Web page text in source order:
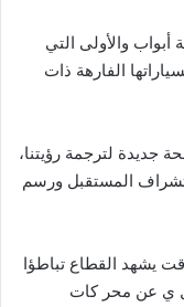
والأولى التي
الفارهة ذات
جديدة لترجمة رؤيتنا،
المستقبل ورسم
يشهد القطاع تباطؤا
ي عن محر كات